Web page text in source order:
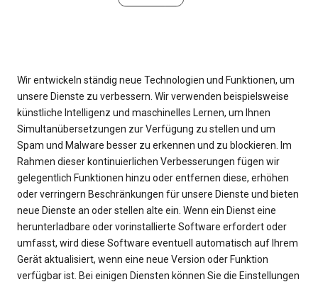
Wir entwickeln ständig neue Technologien und Funktionen, um
unsere Dienste zu verbessern. Wir verwenden beispielsweise
künstliche Intelligenz und maschinelles Lernen, um Ihnen
Simultanübersetzungen zur Verfügung zu stellen und um
Spam und Malware besser zu erkennen und zu blockieren. Im
Rahmen dieser kontinuierlichen Verbesserungen fügen wir
gelegentlich Funktionen hinzu oder entfernen diese, erhöhen
oder verringern Beschränkungen für unsere Dienste und bieten
neue Dienste an oder stellen alte ein. Wenn ein Dienst eine
herunterladbare oder vorinstallierte Software erfordert oder
umfasst, wird diese Software eventuell automatisch auf Ihrem
Gerät aktualisiert, wenn eine neue Version oder Funktion
verfügbar ist. Bei einigen Diensten können Sie die Einstellungen